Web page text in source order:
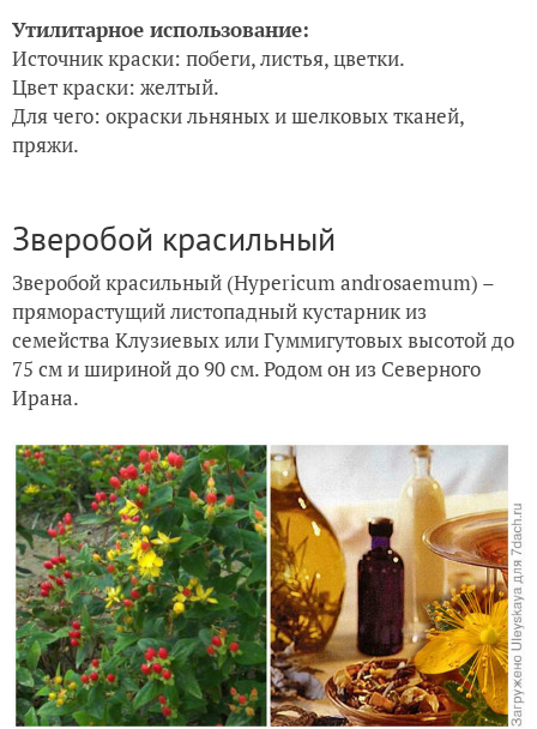
Утилитарное использование:
Источник краски: побеги, листья, цветки.
Цвет краски: желтый.
Для чего: окраски льняных и шелковых тканей,
пряжи.
Зверобой красильный
Зверобой красильный (Hypericum androsaemum) –
пряморастущий листопадный кустарник из
семейства Клузиевых или Гуммигутовых высотой до
75 см и шириной до 90 см. Родом он из Северного
Ирана.